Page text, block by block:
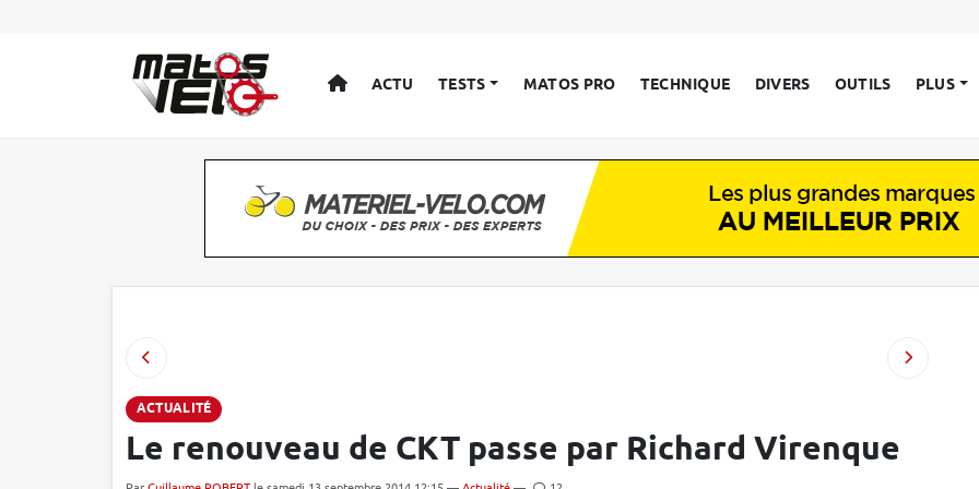
ACCUEIL
ACTU TESTS MATOS PRO TECHNIQUE DIVERS OUTILS PLUS
ACTUALITÉ
Le renouveau de CKT passe par Richard Virenque